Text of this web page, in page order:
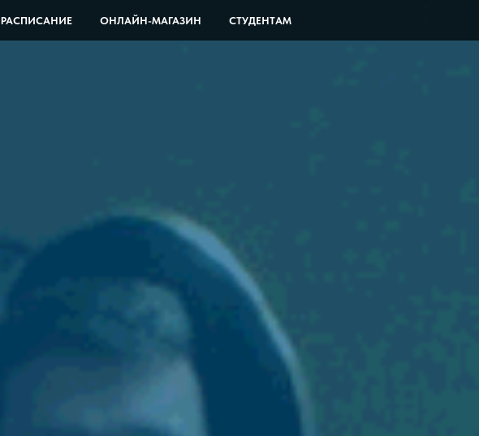
РАСПИСАНИЕ ОНЛАЙН-МАГАЗИН СТУДЕНТАМ